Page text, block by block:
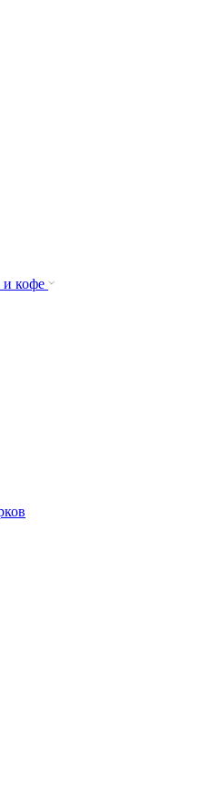
кофе